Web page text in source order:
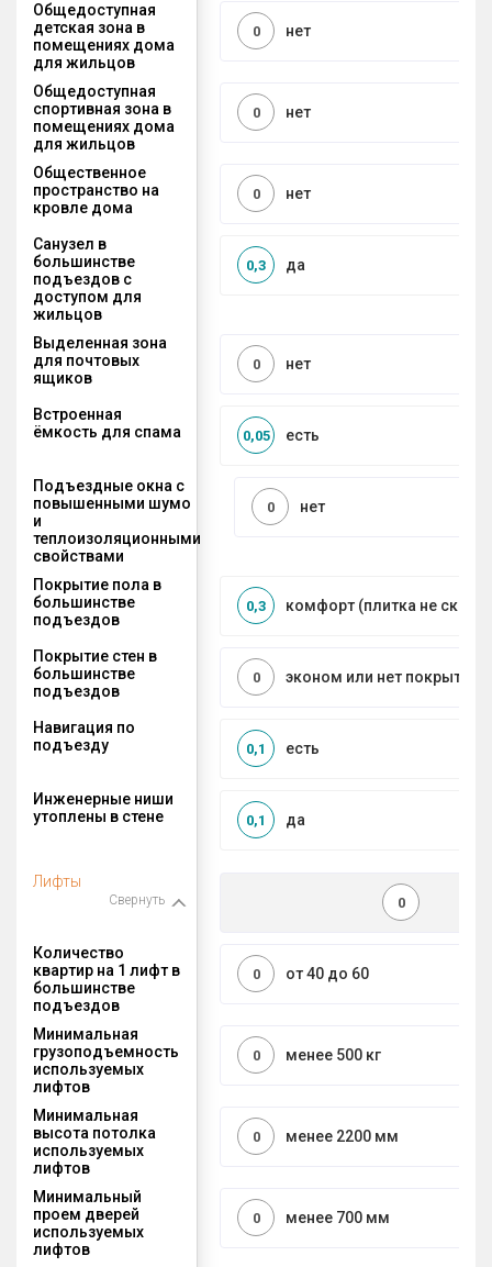
Общедоступная
детская зона в
помещениях дома
для жильцов
нет
0
Общедоступная
спортивная зона в
помещениях дома
для жильцов
нет
0
Общественное
пространство на
кровле дома
нет
0
Санузел в
большинстве
подъездов с
доступом для
жильцов
да
0,3
Выделенная зона
для почтовых
ящиков
нет
0
Встроенная
ёмкость для спама
есть
0,05
Подъездные окна с
повышенными шумо
и
теплоизоляционными
свойствами
нет
0
Покрытие пола в
большинстве
подъездов
комфорт (плитка не
0,3
Покрытие стен в
большинстве
подъездов
эконом или нет покрытия
0
Навигация по
подъезду
есть
0,1
Инженерные ниши
утоплены в стене
да
0,1
Лифты
Свернуть 0
Количество
квартир на 1 лифт в
большинстве
подъездов
от 40 до 60
0
Минимальная
грузоподъемность
используемых
лифтов
менее 500 кг
0
Минимальная
высота потолка
используемых
лифтов
менее 2200 мм
0
Минимальный
проем дверей
используемых
лифтов
менее 700 мм
0